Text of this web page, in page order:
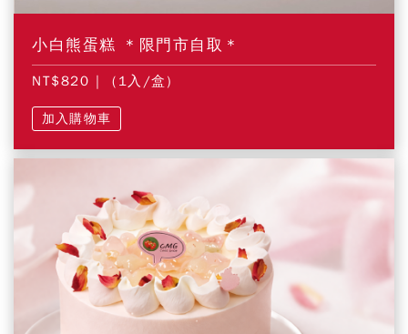
小白熊蛋糕 ＊限門市自取＊
NT$820 | (1入/盒)
加入購物車